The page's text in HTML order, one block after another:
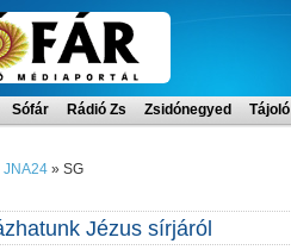
Sófár Rádió Zs Zsidónegyed Tájoló
JNA24 » SG
Jézus sírjáról